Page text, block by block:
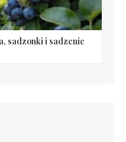
sadzonki i sadzenie